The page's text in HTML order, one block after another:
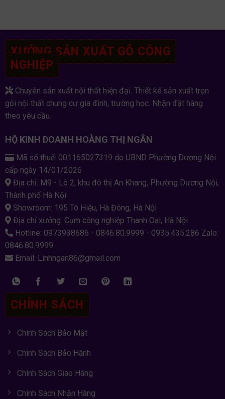
XƯỞNG SẢN XUẤT GỖ CÔNG
NGHIỆP
Chuyên sản xuất nội thất hiện đại. Thiết kế sản xuất trọn
gói nội thất chung cư gia đình, trường học. Nhận đặt hàng
theo yêu cầu.
HỘ KINH DOANH HOÀNG THỊ NGÂN
Mã số thuế: 001165027319 do UBND Phường Dương Nội
cấp ngày 14/01/2026
Địa chỉ: M9 - Lô 2, khu đô thị An Khang, Phường Dương Nội,
Thành phố Hà Nội
Showroom: 195 Tô Hiệu, Hà Đông, Hà Nội
Địa chỉ xưởng: Cụm công nghiệp Thanh Oai, Hà Nội
Hotline: 0973938686 - 0846.80.9999 - 0935.435.286 Zalo:
0846.80.9999
Email: Linhngan86@gmail.com
CHÍNH SÁCH
Chính Sách Bảo Mật
Chính Sách Bảo Hành
Chính Sách Giao Hàng
Chính Sách Nhận Hàng